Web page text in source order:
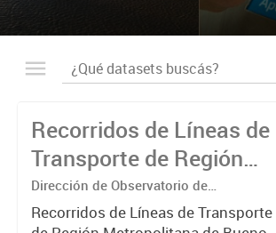
Recorridos de Líneas de
Transporte de Región
Metropolitana de
Buenos Aires (RMBA)
Dirección de Observatorio de
Transporte, Estudio y Sistemas
Recorridos de Líneas de Transporte